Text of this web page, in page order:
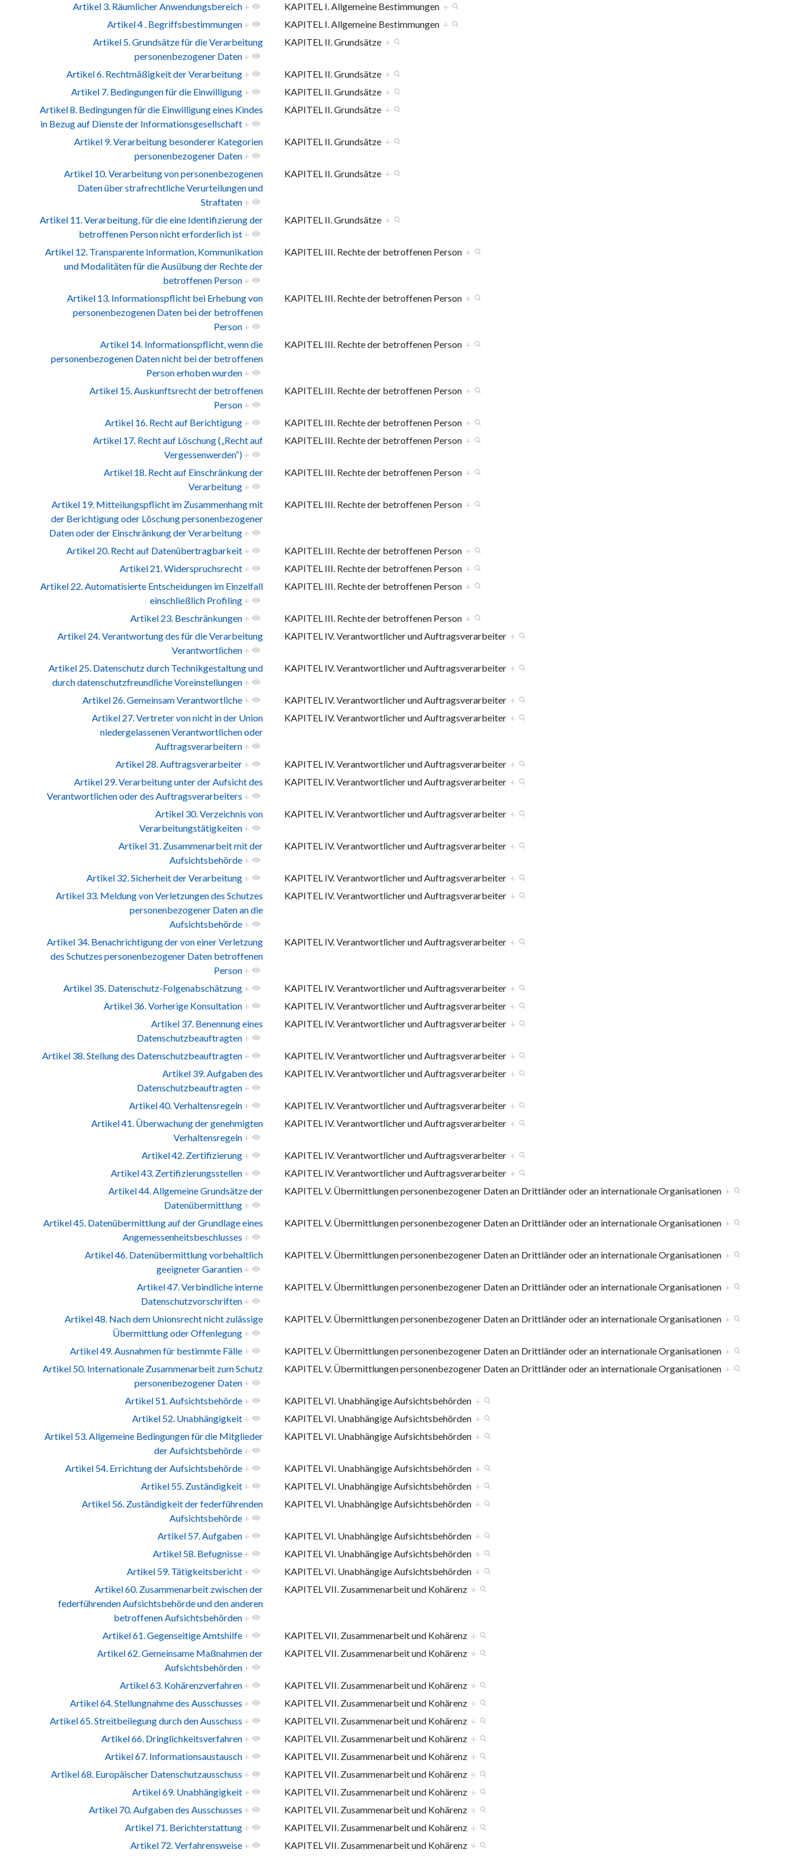
Artikel 3. Räumlicher Anwendungsbereich + KAPITEL I. Allgemeine Bestimmungen +
Artikel 4 . Begriffsbestimmungen + KAPITEL I. Allgemeine Bestimmungen +
Artikel 5. Grundsätze für die Verarbeitung
personenbezogener Daten +
KAPITEL II. Grundsätze +
Artikel 6. Rechtmäßigkeit der Verarbeitung + KAPITEL II. Grundsätze +
Artikel 7. Bedingungen für die Einwilligung + KAPITEL II. Grundsätze +
Artikel 8. Bedingungen für die Einwilligung eines Kindes
in Bezug auf Dienste der Informationsgesellschaft +
KAPITEL II. Grundsätze +
Artikel 9. Verarbeitung besonderer Kategorien
personenbezogener Daten +
KAPITEL II. Grundsätze +
Artikel 10. Verarbeitung von personenbezogenen
Daten über strafrechtliche Verurteilungen und
Straftaten +
KAPITEL II. Grundsätze +
Artikel 11. Verarbeitung, für die eine Identifizierung der
betroffenen Person nicht erforderlich ist +
KAPITEL II. Grundsätze +
Artikel 12. Transparente Information, Kommunikation
und Modalitäten für die Ausübung der Rechte der
betroffenen Person +
KAPITEL III. Rechte der betroffenen Person +
Artikel 13. Informationspflicht bei Erhebung von
personenbezogenen Daten bei der betroffenen
Person +
KAPITEL III. Rechte der betroffenen Person +
Artikel 14. Informationspflicht, wenn die
personenbezogenen Daten nicht bei der betroffenen
Person erhoben wurden +
KAPITEL III. Rechte der betroffenen Person +
Artikel 15. Auskunftsrecht der betroffenen
Person +
KAPITEL III. Rechte der betroffenen Person +
Artikel 16. Recht auf Berichtigung + KAPITEL III. Rechte der betroffenen Person +
Artikel 17. Recht auf Löschung („Recht auf
Vergessenwerden“) +
KAPITEL III. Rechte der betroffenen Person +
Artikel 18. Recht auf Einschränkung der
Verarbeitung +
KAPITEL III. Rechte der betroffenen Person +
Artikel 19. Mitteilungspflicht im Zusammenhang mit
der Berichtigung oder Löschung personenbezogener
Daten oder der Einschränkung der Verarbeitung +
KAPITEL III. Rechte der betroffenen Person +
Artikel 20. Recht auf Datenübertragbarkeit + KAPITEL III. Rechte der betroffenen Person +
Artikel 21. Widerspruchsrecht + KAPITEL III. Rechte der betroffenen Person +
Artikel 22. Automatisierte Entscheidungen im Einzelfall
einschließlich Profiling +
KAPITEL III. Rechte der betroffenen Person +
Artikel 23. Beschränkungen + KAPITEL III. Rechte der betroffenen Person +
Artikel 24. Verantwortung des für die Verarbeitung
Verantwortlichen +
KAPITEL IV. Verantwortlicher und Auftragsverarbeiter +
Artikel 25. Datenschutz durch Technikgestaltung und
durch datenschutzfreundliche Voreinstellungen +
KAPITEL IV. Verantwortlicher und Auftragsverarbeiter +
Artikel 26. Gemeinsam Verantwortliche + KAPITEL IV. Verantwortlicher und Auftragsverarbeiter +
Artikel 27. Vertreter von nicht in der Union
niedergelassenen Verantwortlichen oder
Auftragsverarbeitern +
KAPITEL IV. Verantwortlicher und Auftragsverarbeiter +
Artikel 28. Auftragsverarbeiter + KAPITEL IV. Verantwortlicher und Auftragsverarbeiter +
Artikel 29. Verarbeitung unter der Aufsicht des
Verantwortlichen oder des Auftragsverarbeiters +
KAPITEL IV. Verantwortlicher und Auftragsverarbeiter +
Artikel 30. Verzeichnis von
Verarbeitungstätigkeiten +
KAPITEL IV. Verantwortlicher und Auftragsverarbeiter +
Artikel 31. Zusammenarbeit mit der
Aufsichtsbehörde +
KAPITEL IV. Verantwortlicher und Auftragsverarbeiter +
Artikel 32. Sicherheit der Verarbeitung + KAPITEL IV. Verantwortlicher und Auftragsverarbeiter +
Artikel 33. Meldung von Verletzungen des Schutzes
personenbezogener Daten an die
Aufsichtsbehörde +
KAPITEL IV. Verantwortlicher und Auftragsverarbeiter +
Artikel 34. Benachrichtigung der von einer Verletzung
des Schutzes personenbezogener Daten betroffenen
Person +
KAPITEL IV. Verantwortlicher und Auftragsverarbeiter +
Artikel 35. Datenschutz-Folgenabschätzung + KAPITEL IV. Verantwortlicher und Auftragsverarbeiter +
Artikel 36. Vorherige Konsultation + KAPITEL IV. Verantwortlicher und Auftragsverarbeiter +
Artikel 37. Benennung eines
Datenschutzbeauftragten +
KAPITEL IV. Verantwortlicher und Auftragsverarbeiter +
Artikel 38. Stellung des Datenschutzbeauftragten + KAPITEL IV. Verantwortlicher und Auftragsverarbeiter +
Artikel 39. Aufgaben des
Datenschutzbeauftragten +
KAPITEL IV. Verantwortlicher und Auftragsverarbeiter +
Artikel 40. Verhaltensregeln + KAPITEL IV. Verantwortlicher und Auftragsverarbeiter +
Artikel 41. Überwachung der genehmigten
Verhaltensregeln +
KAPITEL IV. Verantwortlicher und Auftragsverarbeiter +
Artikel 42. Zertifizierung + KAPITEL IV. Verantwortlicher und Auftragsverarbeiter +
Artikel 43. Zertifizierungsstellen + KAPITEL IV. Verantwortlicher und Auftragsverarbeiter +
Artikel 44. Allgemeine Grundsätze der
Datenübermittlung +
KAPITEL V. Übermittlungen personenbezogener Daten an Drittländer oder an internationale Organisationen +
Artikel 45. Datenübermittlung auf der Grundlage eines
Angemessenheitsbeschlusses +
KAPITEL V. Übermittlungen personenbezogener Daten an Drittländer oder an internationale Organisationen +
Artikel 46. Datenübermittlung vorbehaltlich
geeigneter Garantien +
KAPITEL V. Übermittlungen personenbezogener Daten an Drittländer oder an internationale Organisationen +
Artikel 47. Verbindliche interne
Datenschutzvorschriften +
KAPITEL V. Übermittlungen personenbezogener Daten an Drittländer oder an internationale Organisationen +
Artikel 48. Nach dem Unionsrecht nicht zulässige
Übermittlung oder Offenlegung +
KAPITEL V. Übermittlungen personenbezogener Daten an Drittländer oder an internationale Organisationen +
Artikel 49. Ausnahmen für bestimmte Fälle + KAPITEL V. Übermittlungen personenbezogener Daten an Drittländer oder an internationale Organisationen +
Artikel 50. Internationale Zusammenarbeit zum Schutz
personenbezogener Daten +
KAPITEL V. Übermittlungen personenbezogener Daten an Drittländer oder an internationale Organisationen +
Artikel 51. Aufsichtsbehörde + KAPITEL VI. Unabhängige Aufsichtsbehörden +
Artikel 52. Unabhängigkeit + KAPITEL VI. Unabhängige Aufsichtsbehörden +
Artikel 53. Allgemeine Bedingungen für die Mitglieder
der Aufsichtsbehörde +
KAPITEL VI. Unabhängige Aufsichtsbehörden +
Artikel 54. Errichtung der Aufsichtsbehörde + KAPITEL VI. Unabhängige Aufsichtsbehörden +
Artikel 55. Zuständigkeit + KAPITEL VI. Unabhängige Aufsichtsbehörden +
Artikel 56. Zuständigkeit der federführenden
Aufsichtsbehörde +
KAPITEL VI. Unabhängige Aufsichtsbehörden +
Artikel 57. Aufgaben + KAPITEL VI. Unabhängige Aufsichtsbehörden +
Artikel 58. Befugnisse + KAPITEL VI. Unabhängige Aufsichtsbehörden +
Artikel 59. Tätigkeitsbericht + KAPITEL VI. Unabhängige Aufsichtsbehörden +
Artikel 60. Zusammenarbeit zwischen der
federführenden Aufsichtsbehörde und den anderen
betroffenen Aufsichtsbehörden +
KAPITEL VII. Zusammenarbeit und Kohärenz +
Artikel 61. Gegenseitige Amtshilfe + KAPITEL VII. Zusammenarbeit und Kohärenz +
Artikel 62. Gemeinsame Maßnahmen der
Aufsichtsbehörden +
KAPITEL VII. Zusammenarbeit und Kohärenz +
Artikel 63. Kohärenzverfahren + KAPITEL VII. Zusammenarbeit und Kohärenz +
Artikel 64. Stellungnahme des Ausschusses + KAPITEL VII. Zusammenarbeit und Kohärenz +
Artikel 65. Streitbeilegung durch den Ausschuss + KAPITEL VII. Zusammenarbeit und Kohärenz +
Artikel 66. Dringlichkeitsverfahren + KAPITEL VII. Zusammenarbeit und Kohärenz +
Artikel 67. Informationsaustausch + KAPITEL VII. Zusammenarbeit und Kohärenz +
Artikel 68. Europäischer Datenschutzausschuss + KAPITEL VII. Zusammenarbeit und Kohärenz +
Artikel 69. Unabhängigkeit + KAPITEL VII. Zusammenarbeit und Kohärenz +
Artikel 70. Aufgaben des Ausschusses + KAPITEL VII. Zusammenarbeit und Kohärenz +
Artikel 71. Berichterstattung + KAPITEL VII. Zusammenarbeit und Kohärenz +
Artikel 72. Verfahrensweise + KAPITEL VII. Zusammenarbeit und Kohärenz +